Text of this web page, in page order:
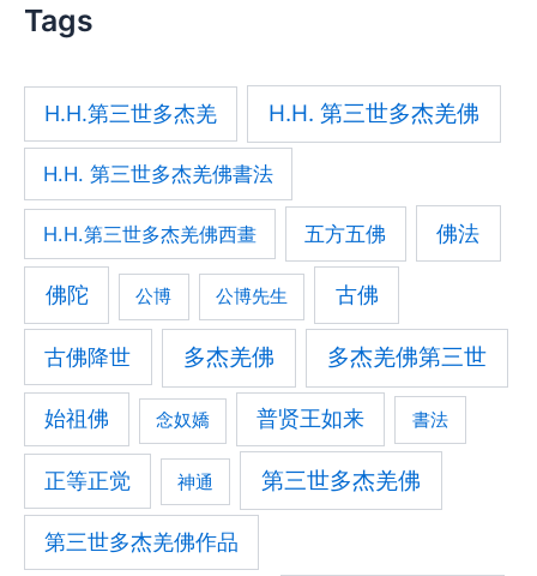
Tags
H.H.第三世多杰羌 H.H. 第三世多杰羌佛
H.H. 第三世多杰羌佛書法
H.H.第三世多杰羌佛西畫 五方五佛 佛法
佛陀 公博 公博先生 古佛
古佛降世 多杰羌佛 多杰羌佛第三世
始祖佛 念奴嬌 普贤王如来 書法
正等正觉 神通 第三世多杰羌佛
第三世多杰羌佛作品